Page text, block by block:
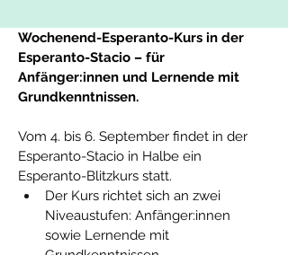
Wochenend-Esperanto-Kurs in der
Esperanto-Stacio – für
Anfänger:innen und Lernende mit
Grundkenntnissen.
Vom 4. bis 6. September findet in der
Esperanto-Stacio in Halbe ein
Esperanto-Blitzkurs statt.
Der Kurs richtet sich an zwei
Niveaustufen: Anfänger:innen
sowie Lernende mit